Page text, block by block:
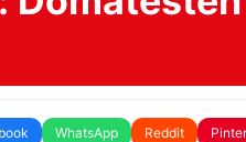
WhatsApp Reddit